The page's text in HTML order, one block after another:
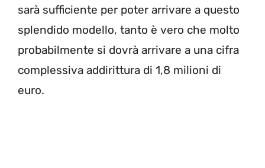
sarà sufficiente per poter arrivare a questo
splendido modello, tanto è vero che molto
probabilmente si dovrà arrivare a una cifra
complessiva addirittura di 1,8 milioni di
euro.